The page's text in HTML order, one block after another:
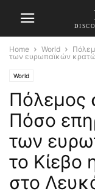
Home World
των ευρωπαϊκών
World
Πόλεμος
Πόσο
των
το Κίεβο
στο